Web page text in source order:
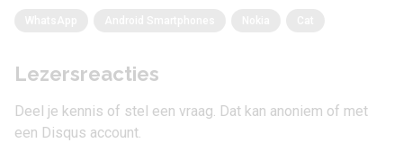
Lezersreacties
Deel je kennis of stel een vraag. Dat kan anoniem of met
een Disqus account.